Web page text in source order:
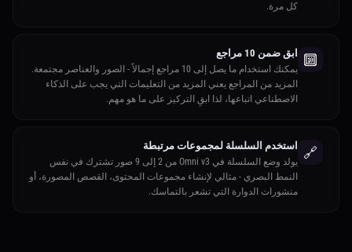
كل مرة.
🔟 ابق ضمن 10 مراجع
يمكنك استخدام ما يصل إلى 10 مراجع إجمالاً - الصور والعناصر مجتمعة.
المزيد من المراجع يعني المزيد من التعليمات التي يجب على الذكاء
الاصطناعي اتباعها، لذا ابقِ التركيز على ما هو مهم.
🔗 استخدم السلسلة لمجموعات مرتبطة
يولد وضع السلسلة في Omni v3 من 2 إلى 9 صور تشترك في نفس
النمط البصري - مثالي لإنشاء مجموعات المحتوى، القصص المصورة، أو
منشورات الدوارة التي تشعر بالتماسك.